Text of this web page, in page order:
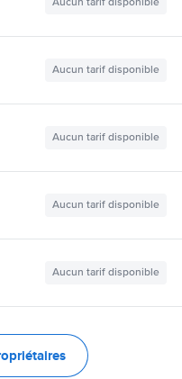
Aucun tarif disponible
Aucun tarif disponible
Aucun tarif disponible
Aucun tarif disponible